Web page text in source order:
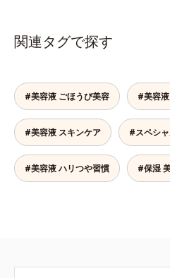
触の美容液が角層のすみずみまで浸
透し、肌はもっちり、やわらか。角
に使うのが効果的。より積極的な集
中エイジングケアで、もっちりとし
た、つややかな肌に出合えます。*
年齢に応じたお手入れのこと
関連タグで探す
#美容液 ごほうび美容 #美容
#美容液 スキンケア #スペシ
#美容液 ハリつや習慣 #保湿